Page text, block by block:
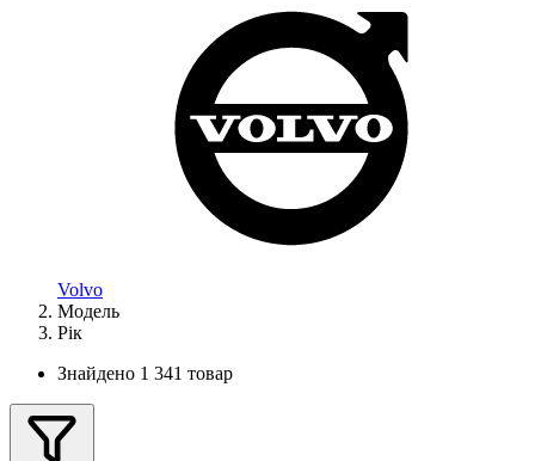
Volvo
Модель
Рік
Знайдено 1 341 товар